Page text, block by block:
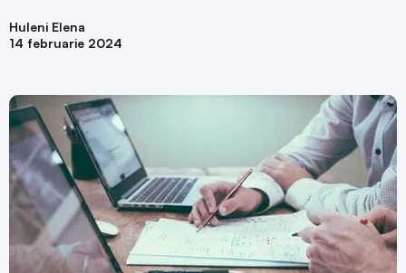
Huleni Elena
14 februarie 2024